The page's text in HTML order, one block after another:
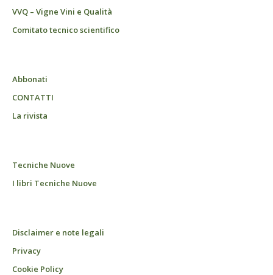
VVQ – Vigne Vini e Qualità
Comitato tecnico scientifico
Abbonati
CONTATTI
La rivista
Tecniche Nuove
I libri Tecniche Nuove
Disclaimer e note legali
Privacy
Cookie Policy